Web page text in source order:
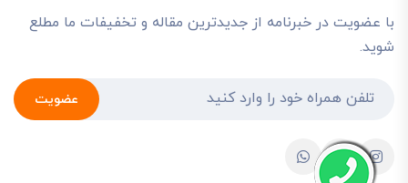
با عضویت در خبرنامه از جدیدترین مقاله و تخفیفات ما مطلع
شوید.
عضویت